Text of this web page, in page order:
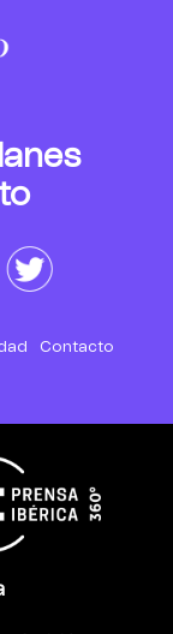
Contacto